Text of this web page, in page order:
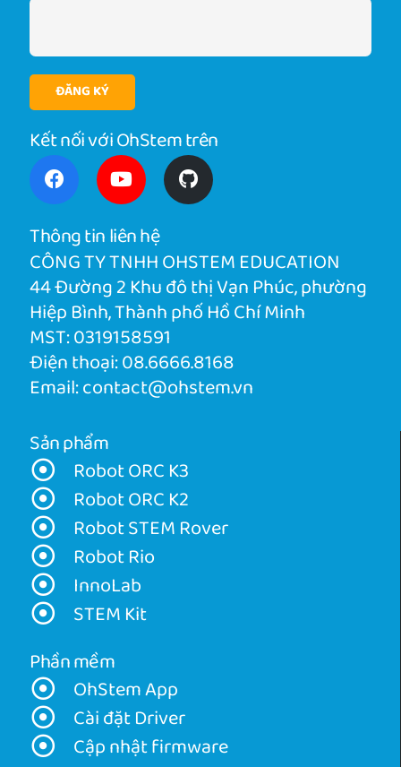
Sản phẩm
Robot ORC K3
Robot ORC K2
Robot STEM Rover
Robot Rio
InnoLab
STEM Kit
Phần mềm
OhStem App
Cài đặt Driver
Cập nhật firmware
ĐĂNG KÝ
Kết nối với OhStem trên
Thông tin liên hệ
CÔNG TY TNHH OHSTEM EDUCATION
44 Đường 2 Khu đô thị Vạn Phúc, phường
Hiệp Bình, Thành phố Hồ Chí Minh
MST: 0319158591
Điện thoại:08.6666.8168
Email:contact@ohstem.vn